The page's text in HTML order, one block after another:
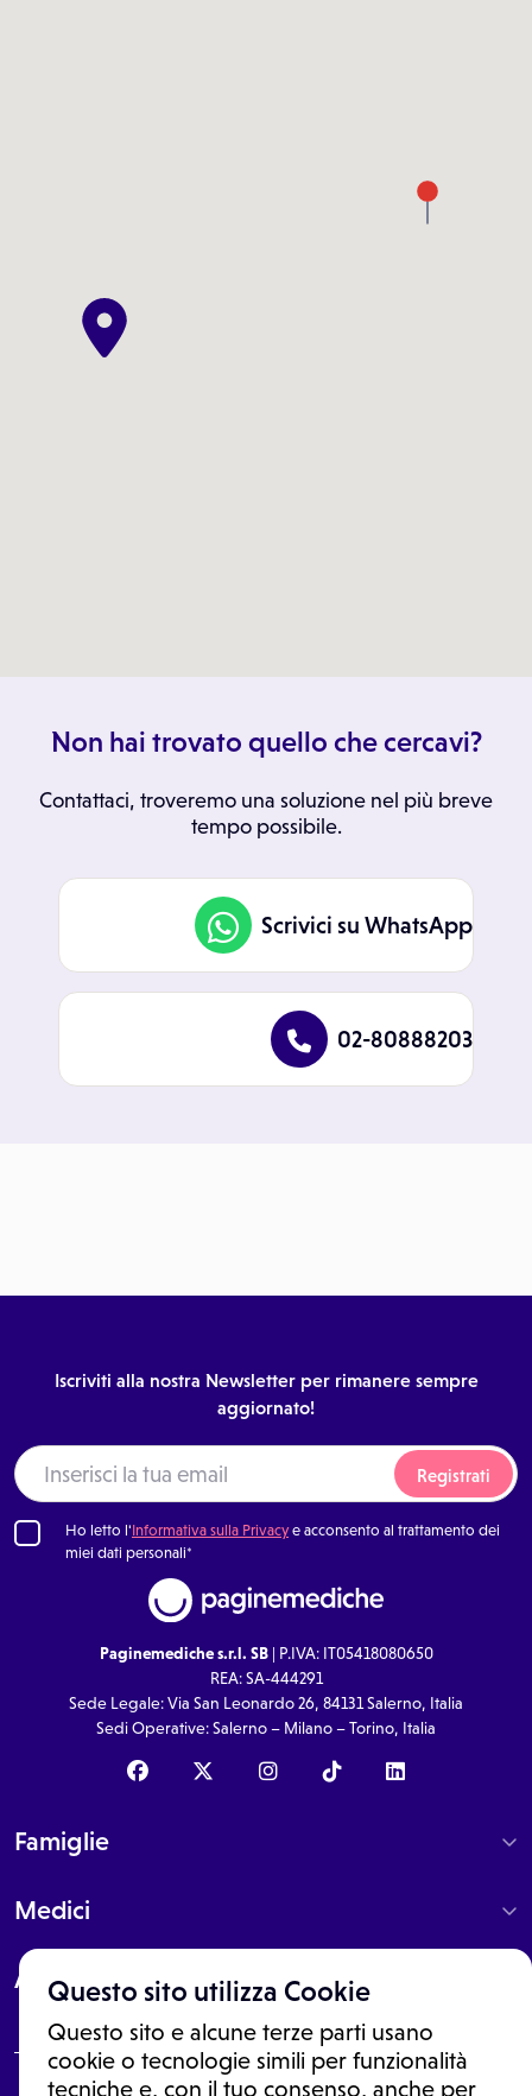
Questo sito utilizza Cookie
Questo sito e alcune terze parti usano
cookie o tecnologie simili per funzionalità
tecniche e, con il tuo consenso, anche per
Non hai trovato quello che cercavi?
Contattaci, troveremo una soluzione nel più breve
tempo possibile.
Scrivici su WhatsApp
02-80888203
Iscriviti alla nostra Newsletter per rimanere sempre
aggiornato!
Registrati
Ho letto l'Informativa sulla Privacye acconsento al trattamento dei
miei dati personali*
Paginemediche s.r.l. SB| P.IVA: IT05418080650
REA: SA-444291
Sede Legale: Via San Leonardo 26, 84131 Salerno, Italia
Sedi Operative: Salerno – Milano – Torino, Italia
Famiglie
Medici
About